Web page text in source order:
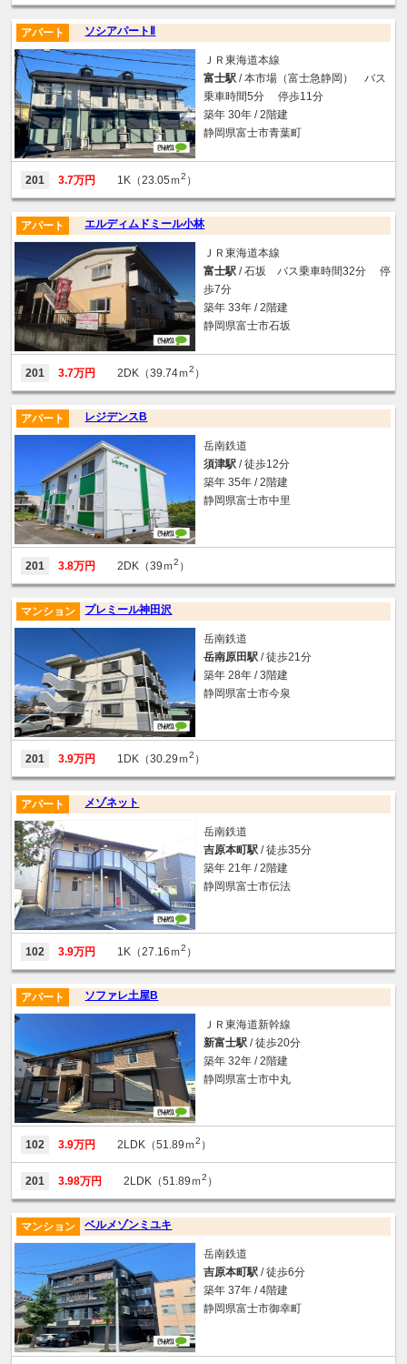
ソシアパートⅡ
アパート
ＪＲ東海道本線
富士駅 / 本市場（富士急静岡） バス
乗車時間5分 停歩11分
築年 30年 / 2階建
静岡県富士市青葉町
201 3.7万円 1K（23.05ｍ2 ）
エルディムドミール小林
アパート
ＪＲ東海道本線
富士駅 / 石坂 バス乗車時間32分 停
歩7分
築年 33年 / 2階建
静岡県富士市石坂
201 3.7万円 2DK（39.74ｍ2 ）
レジデンスB
アパート
岳南鉄道
須津駅 / 徒歩12分
築年 35年 / 2階建
静岡県富士市中里
201 3.8万円 2DK（39ｍ2 ）
プレミール神田沢
マンション
岳南鉄道
岳南原田駅 / 徒歩21分
築年 28年 / 3階建
静岡県富士市今泉
201 3.9万円 1DK（30.29ｍ2 ）
メゾネット
アパート
岳南鉄道
吉原本町駅 / 徒歩35分
築年 21年 / 2階建
静岡県富士市伝法
102 3.9万円 1K（27.16ｍ2 ）
ソファレ土屋B
アパート
ＪＲ東海道新幹線
新富士駅 / 徒歩20分
築年 32年 / 2階建
静岡県富士市中丸
102 3.9万円 2LDK（51.89ｍ2 ）
201 3.98万円 2LDK（51.89ｍ2 ）
ベルメゾンミユキ
マンション
岳南鉄道
吉原本町駅 / 徒歩6分
築年 37年 / 4階建
静岡県富士市御幸町